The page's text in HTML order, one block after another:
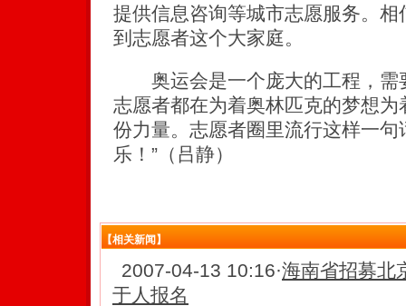
提供信息咨询等城市志愿服务。
到志愿者这个大家庭。
奥运会是一个庞大的工程，需
志愿者都在为着奥林匹克的梦想
份力量。志愿者圈里流行这样一句
乐！”（吕静）
【相关新闻】
2007-04-13 10:16·海南省招募北
于人报名